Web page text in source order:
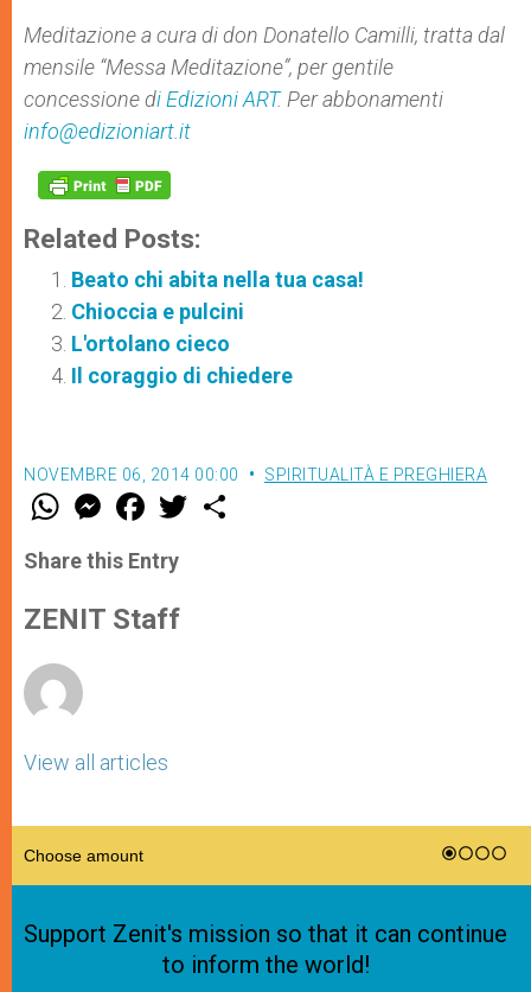
Meditazione a cura di don Donatello Camilli, tratta dal
mensile “Messa Meditazione”, per gentile
concessione di Edizioni ART. Per abbonamenti
info@edizioniart.it
Related Posts:
Beato chi abita nella tua casa!
Chioccia e pulcini
L'ortolano cieco
Il coraggio di chiedere
NOVEMBRE 06, 2014 00:00 SPIRITUALITÀ E PREGHIERA
W
t
s
p
p
M
e
s
e
g
e
F
a
e
b
o
k
w
Share this Entry
ZENIT Staff
View all articles